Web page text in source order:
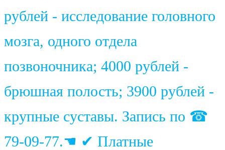
рублей - исследование головного
мозга, одного отдела
позвоночника; 4000 рублей -
брюшная полость; 3900 рублей -
крупные суставы. Запись по ☎
79-09-77.☚ ✔ Платные